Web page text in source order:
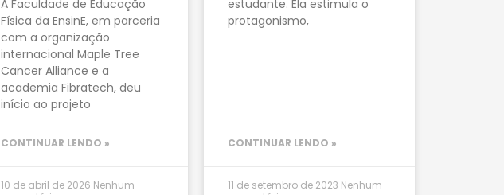
A Faculdade de Educação
Física da EnsinE, em parceria
com a organização
internacional Maple Tree
Cancer Alliance e a
academia Fibratech, deu
início ao projeto
CONTINUAR LENDO »
10 de abril de 2026 Nenhum
estudante. Ela estimula o
protagonismo,
CONTINUAR LENDO »
11 de setembro de 2023 Nenhum